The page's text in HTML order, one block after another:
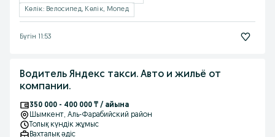
Көлік: Велосипед, Көлік, Мопед
Бүгін 11:53
Водитель Яндекс такси. Авто и жильё от
компании.
350 000 - 400 000 ₸ / айына
Шымкент, Аль-Фарабийский район
Толық күндік жұмыс
Вахталық əдіс